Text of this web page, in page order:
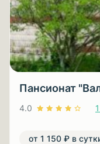
Пансионат
4.0
от 1 150 ₽ в